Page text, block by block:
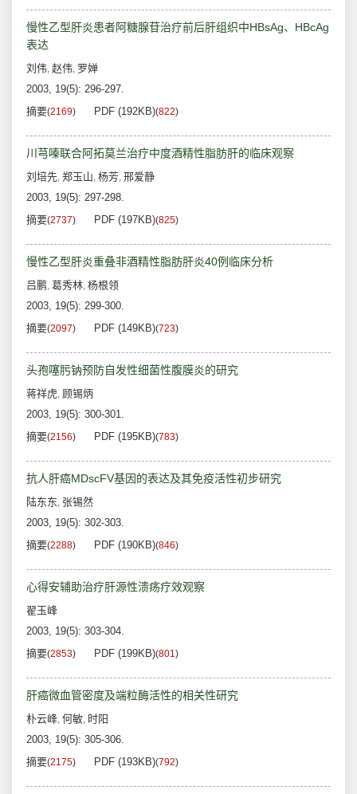
慢性乙型肝炎患者阿糖腺苷治疗前后肝组织中HBsAg、HBcAg
表达
刘伟, 赵伟, 罗婵
2003, 19(5): 296-297.
摘要(2169) PDF (192KB)(822)
川芎嗪联合阿拓莫兰治疗中度酒精性脂肪肝的临床观察
刘培先, 郑玉山, 杨芳, 邢爱静
2003, 19(5): 297-298.
摘要(2737) PDF (197KB)(825)
慢性乙型肝炎重叠非酒精性脂肪肝炎40例临床分析
吕鹏, 葛秀林, 杨根领
2003, 19(5): 299-300.
摘要(2097) PDF (149KB)(723)
头孢噻肟钠预防自发性细菌性腹膜炎的研究
蒋祥虎, 顾锡炳
2003, 19(5): 300-301.
摘要(2156) PDF (195KB)(783)
抗人肝癌MDscFV基因的表达及其免疫活性初步研究
陆东东, 张锡然
2003, 19(5): 302-303.
摘要(2288) PDF (190KB)(846)
心得安辅助治疗肝源性溃疡疗效观察
翟玉峰
2003, 19(5): 303-304.
摘要(2853) PDF (199KB)(801)
肝癌微血管密度及端粒酶活性的相关性研究
朴云峰, 何敏, 时阳
2003, 19(5): 305-306.
摘要(2175) PDF (193KB)(792)